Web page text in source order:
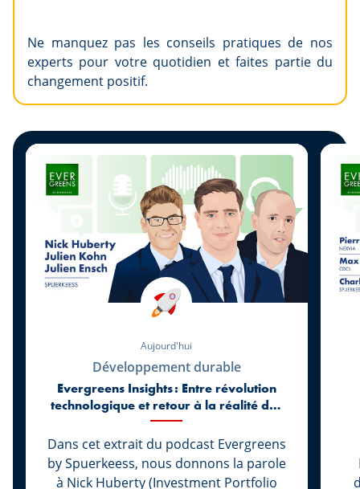
Ne manquez pas les conseils pratiques de nos
experts pour votre quotidien et faites partie du
changement positif.
Aujourd'hui
Développement durable
Evergreens Insights : Entre révolution
technologique et retour à la réalité des
marchés
Dans cet extrait du podcast Evergreens
by Spuerkeess, nous donnons la parole
à Nick Huberty (Investment Portfolio